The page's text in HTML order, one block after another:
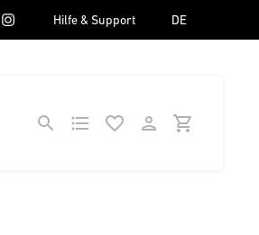
Hilfe & Support DE